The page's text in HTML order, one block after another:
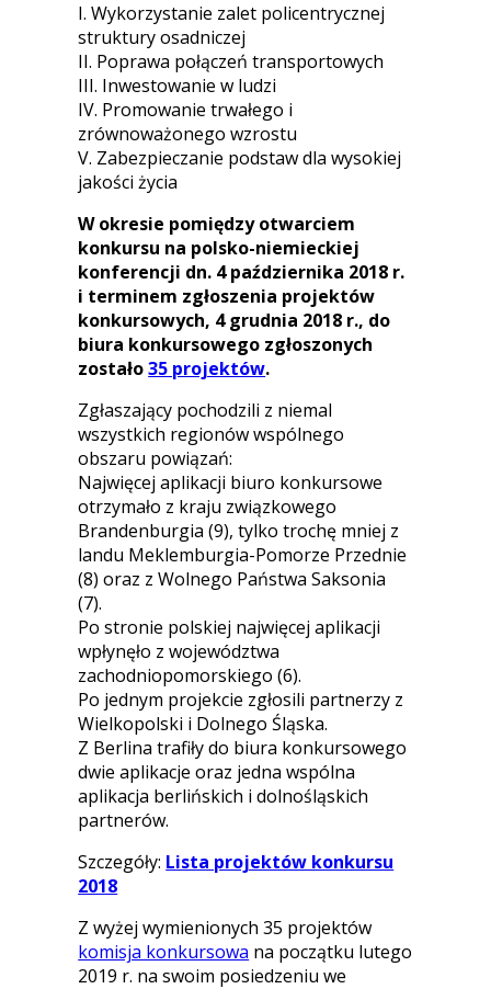
I. Wykorzystanie zalet policentrycznej
struktury osadniczej
II. Poprawa połączeń transportowych
III. Inwestowanie w ludzi
IV. Promowanie trwałego i
zrównoważonego wzrostu
V. Zabezpieczanie podstaw dla wysokiej
jakości życia
W okresie pomiędzy otwarciem
konkursu na polsko-niemieckiej
konferencji dn. 4 października 2018 r.
i terminem zgłoszenia projektów
konkursowych, 4 grudnia 2018 r., do
biura konkursowego zgłoszonych
zostało35 projektów.
Zgłaszający pochodzili z niemal
wszystkich regionów wspólnego
obszaru powiązań:
Najwięcej aplikacji biuro konkursowe
otrzymało z kraju związkowego
Brandenburgia (9), tylko trochę mniej z
landu Meklemburgia-Pomorze Przednie
(8) oraz z Wolnego Państwa Saksonia
(7).
Po stronie polskiej najwięcej aplikacji
wpłynęło z województwa
zachodniopomorskiego (6).
Po jednym projekcie zgłosili partnerzy z
Wielkopolski i Dolnego Śląska.
Z Berlina trafiły do biura konkursowego
dwie aplikacje oraz jedna wspólna
aplikacja berlińskich i dolnośląskich
partnerów.
Szczegóły: Lista projektów konkursu
2018
Z wyżej wymienionych 35 projektów
komisja konkursowa na początku lutego
2019 r. na swoim posiedzeniu we